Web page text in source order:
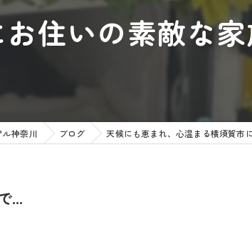
猫
訪問
住いの素敵な
神奈川 ブログ 天候にも恵まれ、心温まる横須賀市
...